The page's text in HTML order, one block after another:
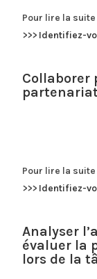
Pour lire la suite
>>> Identifiez-
Collaborer
Pour lire la suite
>>> Identifiez-
Analyser
évaluer la
lors de la